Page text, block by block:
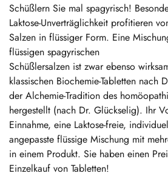
Schüßlern Sie mal spagyrisch!
Laktose-Unverträglichkeit profitieren
Salzen in flüssiger Form. Eine
flüssigen spagyrischen
Schüßlersalzen ist zwar ebenso
klassischen Biochemie-Tabletten nach
der Alchemie-Tradition des
hergestellt (nach Dr. Glückselig). Ihr
Einnahme, eine Laktose-freie,
angepasste flüssige Mischung mit
in einem Produkt. Sie haben einen
Einzelkauf von Tabletten!